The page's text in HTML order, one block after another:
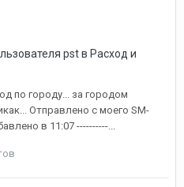
pstв Расход и
по городу... за городом
Отправлено с моего SM-
в 11:07 ----------...